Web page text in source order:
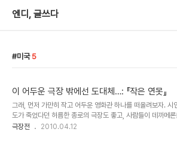
엔디, 글쓰다
미국 5
이 어두운 극장 밖에선 도대체…: 『작은 연못』
그래, 먼저 가만히 작고 어두운 영화관 하나를 떠올려보자. 시
도가 죽었다던 허름한 종로의 극장도 좋고, 사람들이 데까메론
모르건 매년 그해의 '보카치오'를 동시상영으로 마구 틀어댔던
극장전 2010.04.12